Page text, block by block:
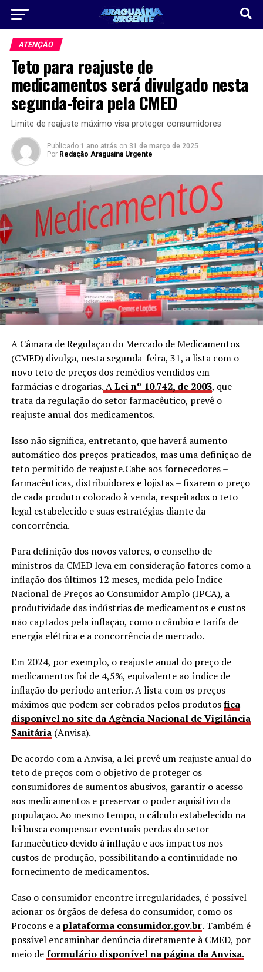
ATENÇÃO
Teto para reajuste de
medicamentos será divulgado nesta
segunda-feira pela CMED
Limite de reajuste máximo visa proteger consumidores
Publicado 1 ano atrás on 31 de março de 2025
Por Redação Araguaina Urgente
A Câmara de Regulação do Mercado de Medicamentos
(CMED) divulga, nesta segunda-feira, 31, a lista com o
novo teto de preços dos remédios vendidos em
farmácias e drogarias.ALei nº 10.742, de 2003, que
trata da regulação do setor farmacêutico, prevê o
reajuste anual dos medicamentos.
Isso não significa, entretanto, que haverá aumento
automático dos preços praticados, mas uma definição de
teto permitido de reajuste.Cabe aos fornecedores –
farmacêuticas, distribuidores e lojistas – fixarem o preço
de cada produto colocado à venda, respeitados o teto
legal estabelecido e suas estratégias diante da
concorrência.
Para definição dos novos valores, o conselho de
ministros da CMED leva em consideração fatores como a
inflação dos últimos 12 meses, medida pelo Índice
Nacional de Preços ao Consumidor Amplo (IPCA), a
produtividade das indústrias de medicamentos e custos
não captados pela inflação, como o câmbio e tarifa de
energia elétrica e a concorrência de mercado.
Em 2024, por exemplo, o reajuste anual do preço de
medicamentos foi de 4,5%, equivalente ao índice de
inflação do período anterior. A lista com os preços
máximos que podem ser cobrados pelos produtosfica
disponível no site da Agência Nacional de Vigilância
Sanitária(Anvisa).
De acordo com a Anvisa, a lei prevê um reajuste anual do
teto de preços com o objetivo de proteger os
consumidores de aumentos abusivos, garantir o acesso
aos medicamentos e preservar o poder aquisitivo da
população. Ao mesmo tempo, o cálculo estabelecido na
lei busca compensar eventuais perdas do setor
farmacêutico devido à inflação e aos impactos nos
custos de produção, possibilitando a continuidade no
fornecimento de medicamentos.
Caso o consumidor encontre irregularidades, é possível
acionar os órgãos de defesa do consumidor, como os
Procons e aplataforma consumidor.gov.br. Também é
possível encaminhar denúncia diretamente à CMED, por
meio deformulário disponível na página da Anvisa.